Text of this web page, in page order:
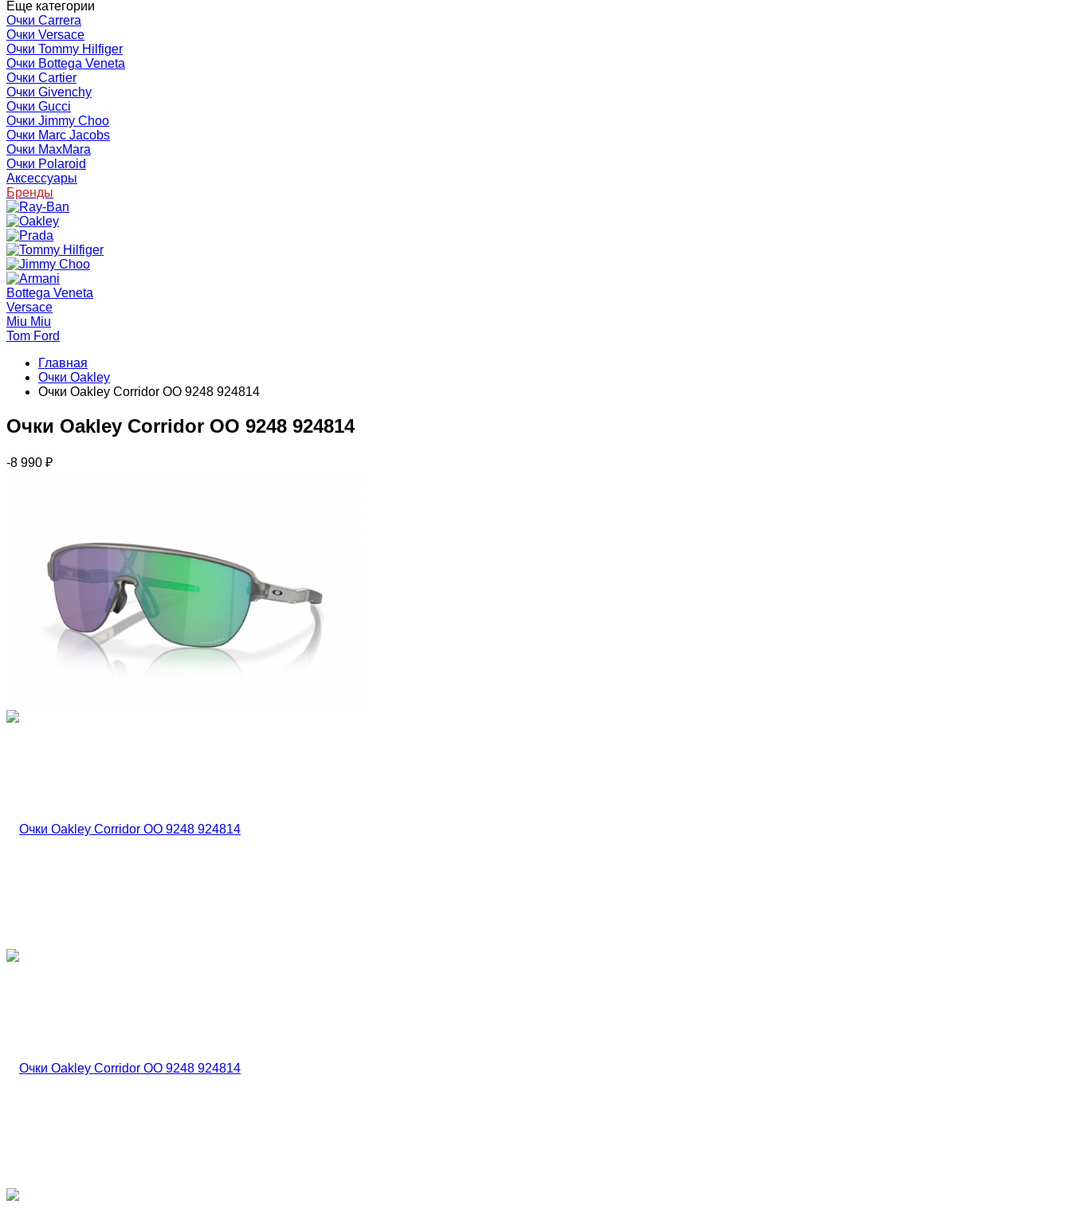
Еще категории
Очки Carrera
Очки Versace
Очки Tommy Hilfiger
Очки Bottega Veneta
Очки Cartier
Очки Givenchy
Очки Gucci
Очки Jimmy Choo
Очки Marc Jacobs
Очки MaxMara
Очки Polaroid
Аксессуары
Бренды
Bottega Veneta
Versace
Miu Miu
Tom Ford
Главная
Очки Oakley
Очки Oakley Corridor OO 9248 924814
Очки Oakley Corridor OO 9248 924814
-8 990 ₽